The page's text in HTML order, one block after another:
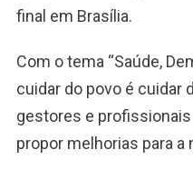
final em Brasília.
Com o tema “Saúde,
cuidar do povo é cuidar
gestores e profissionais
propor melhorias para a